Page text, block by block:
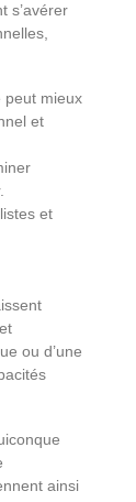
s’avérer
peut mieux
et
et
ou d’une
ainsi